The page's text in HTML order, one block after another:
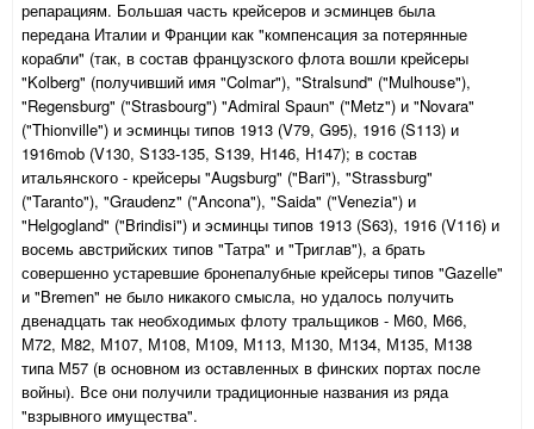
репарациям. Большая часть крейсеров и эсминцев была
передана Италии и Франции как "компенсация за потерянные
корабли" (так, в состав французского флота вошли крейсеры
"Kolberg" (получивший имя "Colmar"), "Stralsund" ("Mulhouse"),
"Regensburg" ("Strasbourg") "Admiral Spaun" ("Metz") и "Novara"
("Thionville") и эсминцы типов 1913 (V79, G95), 1916 (S113) и
1916mob (V130, S133-135, S139, H146, H147); в состав
итальянского - крейсеры "Augsburg" ("Bari"), "Strassburg"
("Taranto"), "Graudenz" ("Ancona"), "Saida" ("Venezia") и
"Helgogland" ("Brindisi") и эсминцы типов 1913 (S63), 1916 (V116) и
восемь австрийских типов "Татра" и "Триглав"), а брать
совершенно устаревшие бронепалубные крейсеры типов "Gazelle"
и "Bremen" не было никакого смысла, но удалось получить
двенадцать так необходимых флоту тральщиков - М60, М66,
М72, М82, М107, М108, М109, М113, М130, М134, М135, М138
типа М57 (в основном из оставленных в финских портах после
войны). Все они получили традиционные названия из ряда
"взрывного имущества".